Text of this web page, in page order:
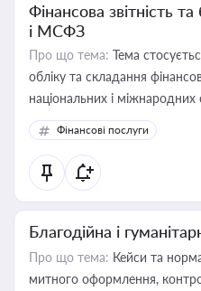
Фінансова звітність
і МСФЗ
Про що тема: Тема
обліку та складання
національних і міжнародних
Фінансові послуги
Благодійна і
Про що тема: Кейси та
митного оформлення,